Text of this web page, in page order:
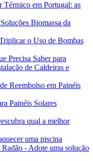
Térmico em Portugal: as
Biomassa da
o Uso de Bombas
Precisa Saber para
de Caldeiras e
Reembolso em Painéis
Painéis Solares
qual a melhor
uma piscina
- Adote uma solução